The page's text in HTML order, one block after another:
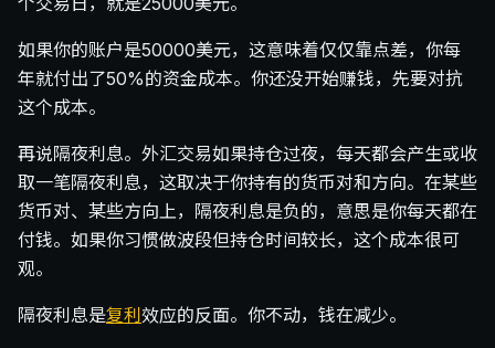
如果你的账户是50000美元，这意味着仅仅靠点差，你每
年就付出了50%的资金成本。你还没开始赚钱，先要对抗
这个成本。
再说隔夜利息。外汇交易如果持仓过夜，每天都会产生或收
取一笔隔夜利息，这取决于你持有的货币对和方向。在某些
货币对、某些方向上，隔夜利息是负的，意思是你每天都在
付钱。如果你习惯做波段但持仓时间较长，这个成本很可
观。
隔夜利息是复利效应的反面。你不动，钱在减少。